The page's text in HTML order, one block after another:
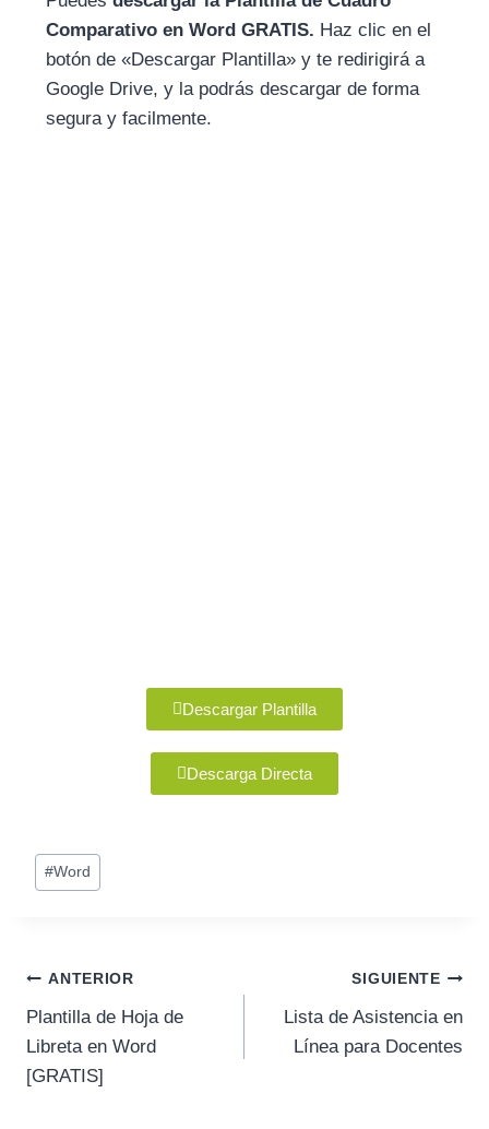
Comparativo en Word GRATIS. Haz clic en el
botón de «Descargar Plantilla» y te redirigirá a
Google Drive, y la podrás descargar de forma
segura y facilmente.
Descargar Plantilla
Descarga Directa
#Word
ANTERIOR
Plantilla de Hoja de
Libreta en Word
[GRATIS]
SIGUIENTE
Lista de Asistencia en
Línea para Docentes